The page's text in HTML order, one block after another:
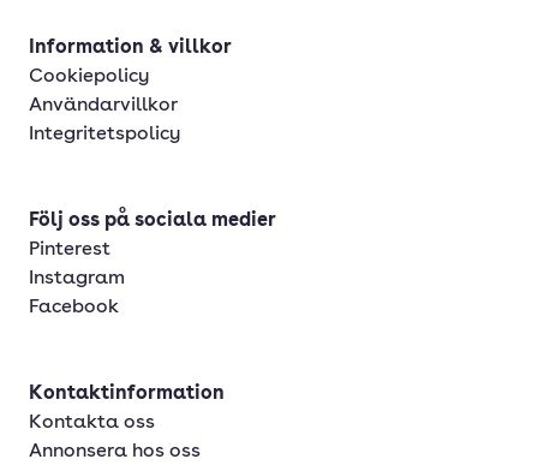
Information & villkor
Cookiepolicy
Användarvillkor
Integritetspolicy
Följ oss på sociala medier
Pinterest
Instagram
Facebook
Kontaktinformation
Kontakta oss
Annonsera hos oss